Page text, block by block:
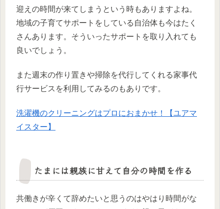
迎えの時間が来てしまうという時もありますよね。
地域の子育てサポートをしている自治体も今はたく
さんあります。そういったサポートを取り入れても
良いでしょう。
また週末の作り置きや掃除を代行してくれる家事代
行サービスを利用してみるのもありです。
洗濯機のクリーニングはプロにおまかせ！【ユアマ
イスター】
たまには親族に甘えて自分の時間を作る
共働きが辛くて辞めたいと思うのはやはり時間がな